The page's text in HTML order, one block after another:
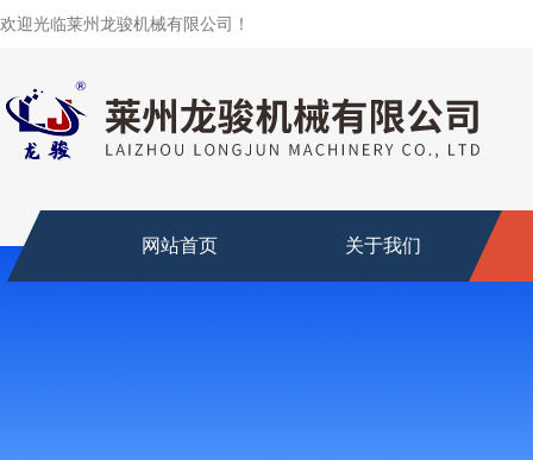
欢迎光临莱州龙骏机械有限公司！
网站首页 关于我们